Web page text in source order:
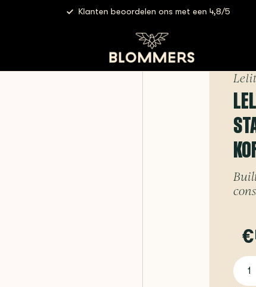
Klanten beoordelen ons met een 4,8/5
LELIT - William Grinder | Polished Stainless Steel - Elektrische
Lelit